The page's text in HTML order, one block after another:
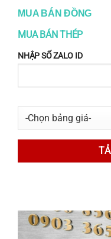
Bạc lót
Bánh răng
Ổ trượt
Các mác đồng
ứng nhiều điều
điện nhờ khả
Ngoài ra,
MUA BÁN ĐỒNG
MUA BÁN THÉP
NHẬP SỐ ZALO ID